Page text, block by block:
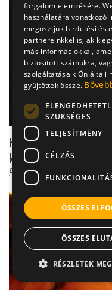
Ha megtudod
kérdés, hogy
Prof. Dr. Bánki M. Csaba
forgalom elemzésére.
használatára vonatkozó
megosztjuk hirdetési és
partnereinkkel is, akik
más információkkal,
biztosított számukra,
szolgáltatásaik Ön általi
gyűjtöttek össze.
SZÜKSÉGES
TELJESÍTMÉNY
CÉLZÁS
ÖSSZES
ÖSSZES
RÉSZLETEK